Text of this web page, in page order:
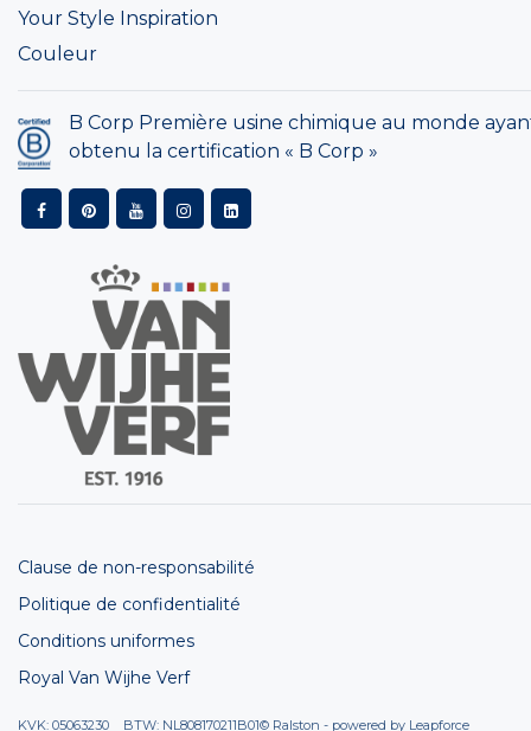
Your Style Inspiration
Couleur
B Corp Première usine chimique au monde
obtenu la certification « B Corp »
Clause de non-responsabilité
Politique de confidentialité
Conditions uniformes
Royal Van Wijhe Verf
KVK: 05063230 BTW: NL808170211B01© Ralston - powered by Leapforce